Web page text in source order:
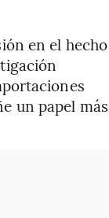
en el hecho
un papel más